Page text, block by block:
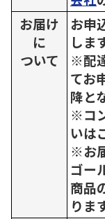
お届け
に
ついて
お申
しま
※配
てお
降と
※コ
いは
※お
ゴー
商品
りま